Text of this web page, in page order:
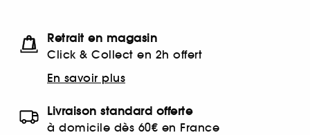
Retrait en magasin
Click & Collect en 2h offert
En savoir plus
Livraison standard offerte
à domicile dès 60€ en France